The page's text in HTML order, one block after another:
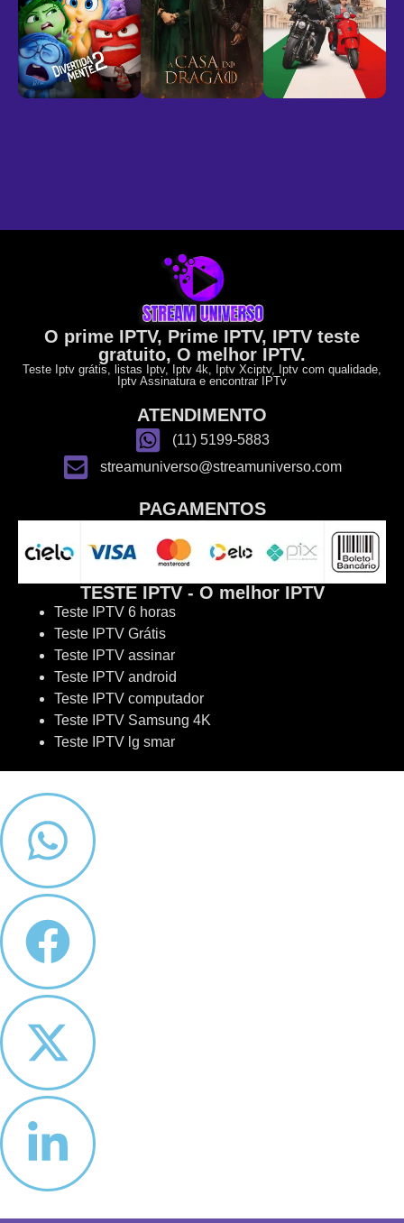
O prime IPTV, Prime IPTV, IPTV teste
gratuito, O melhor IPTV.
Teste Iptv grátis, listas Iptv, Iptv 4k, Iptv Xciptv, Iptv com qualidade,
Iptv Assinatura e encontrar IPTv
ATENDIMENTO
(11) 5199-5883
streamuniverso@streamuniverso.com
PAGAMENTOS
TESTE IPTV - O melhor IPTV
Teste IPTV 6 horas
Teste IPTV Grátis
Teste IPTV assinar
Teste IPTV android
Teste IPTV computador
Teste IPTV Samsung 4K
Teste IPTV lg smar